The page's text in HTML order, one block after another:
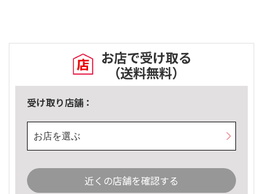
お店で受け取る
（送料無料）
受け取り店舗：
お店を選ぶ
近くの店舗を確認する